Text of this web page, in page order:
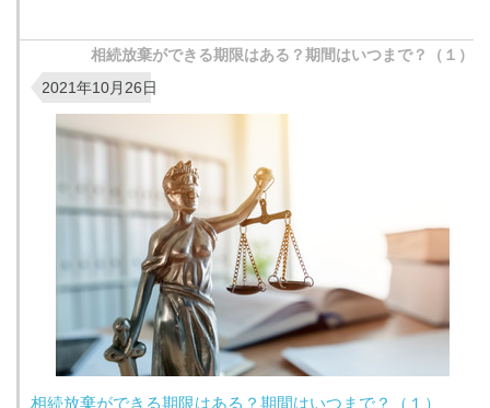
相続放棄ができる期限はある？期間はいつまで？（１）
2021年10月26日
相続放棄ができる期限はある？期間はいつまで？（１）